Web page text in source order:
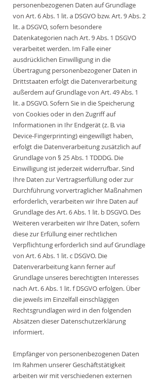
personenbezogenen Daten auf Grundlage
von Art. 6 Abs. 1 lit. a DSGVO bzw. Art. 9 Abs. 2
lit. a DSGVO, sofern besondere
Datenkategorien nach Art. 9 Abs. 1 DSGVO
verarbeitet werden. Im Falle einer
ausdrücklichen Einwilligung in die
Übertragung personenbezogener Daten in
Drittstaaten erfolgt die Datenverarbeitung
außerdem auf Grundlage von Art. 49 Abs. 1
lit. a DSGVO. Sofern Sie in die Speicherung
von Cookies oder in den Zugriff auf
Informationen in Ihr Endgerät (z. B. via
Device-Fingerprinting) eingewilligt haben,
erfolgt die Datenverarbeitung zusätzlich auf
Grundlage von § 25 Abs. 1 TDDDG. Die
Einwilligung ist jederzeit widerrufbar. Sind
Ihre Daten zur Vertragserfüllung oder zur
Durchführung vorvertraglicher Maßnahmen
erforderlich, verarbeiten wir Ihre Daten auf
Grundlage des Art. 6 Abs. 1 lit. b DSGVO. Des
Weiteren verarbeiten wir Ihre Daten, sofern
diese zur Erfüllung einer rechtlichen
Verpflichtung erforderlich sind auf Grundlage
von Art. 6 Abs. 1 lit. c DSGVO. Die
Datenverarbeitung kann ferner auf
Grundlage unseres berechtigten Interesses
nach Art. 6 Abs. 1 lit. f DSGVO erfolgen. Über
die jeweils im Einzelfall einschlägigen
Rechtsgrundlagen wird in den folgenden
Absätzen dieser Datenschutzerklärung
informiert.
Empfänger von personenbezogenen Daten
Im Rahmen unserer Geschäftstätigkeit
arbeiten wir mit verschiedenen externen